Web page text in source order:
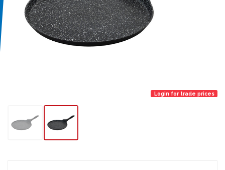
Login for trade prices